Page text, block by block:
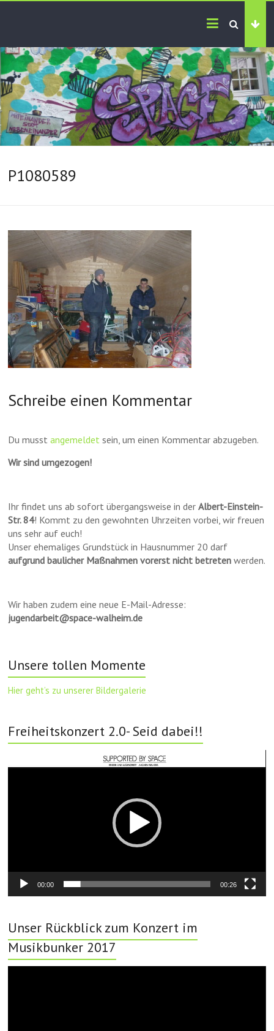
P1080589
Schreibe einen Kommentar
Du musstangemeldet sein, um einen Kommentar abzugeben.
Wir sind umgezogen!
Ihr findet uns ab sofort übergangsweise in derAlbert-Einstein-
Str. 84! Kommt zu den gewohnten Uhrzeiten vorbei, wir freuen
uns sehr auf euch!
Unser ehemaliges Grundstück in Hausnummer 20 darf
aufgrund baulicher Maßnahmen vorerst nicht betreten werden.
Wir haben zudem eine neue E-Mail-Adresse:
jugendarbeit@space-walheim.de
Unsere tollen Momente
Hier geht’s zu unserer Bildergalerie
Freiheitskonzert 2.0- Seid dabei!!
Player
00:00 00:26
Unser Rückblick zum Konzert im
Musikbunker 2017